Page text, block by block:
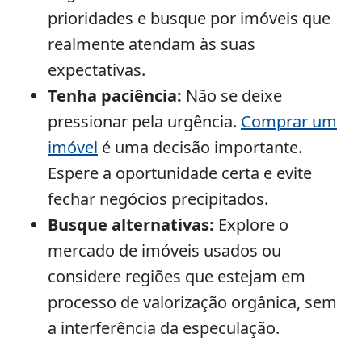
prioridades e busque por imóveis que
realmente atendam às suas
expectativas.
Tenha paciência: Não se deixe
pressionar pela urgência. Comprar um
imóvel é uma decisão importante.
Espere a oportunidade certa e evite
fechar negócios precipitados.
Busque alternativas: Explore o
mercado de imóveis usados ou
considere regiões que estejam em
processo de valorização orgânica, sem
a interferência da especulação.